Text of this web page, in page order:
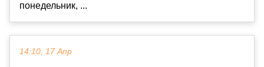
понедельник, ...
14:10, 17 Апр